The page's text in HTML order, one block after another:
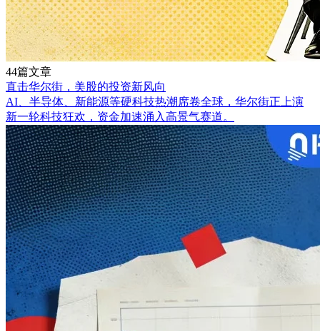
44篇文章
直击华尔街，美股的投资新风向
AI、半导体、新能源等硬科技热潮席卷全球，华尔街正上演
新一轮科技狂欢，资金加速涌入高景气赛道。